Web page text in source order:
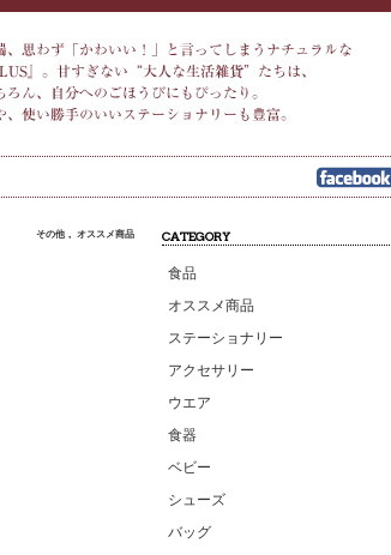
その他 , オススメ商品 CATEGORY
食品
オススメ商品
ステーショナリー
アクセサリー
ウエア
食器
ベビー
シューズ
バッグ